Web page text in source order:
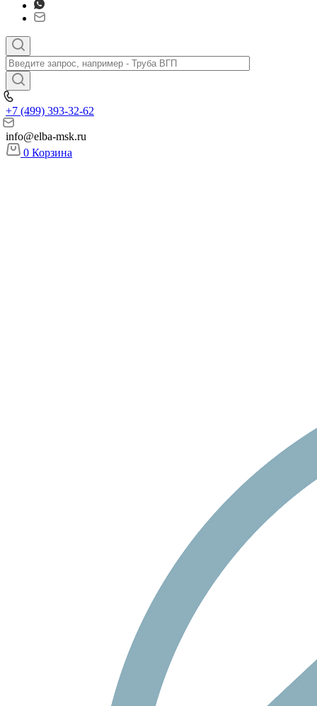
+7 (499) 393-32-62
info@elba-msk.ru
0 Корзина